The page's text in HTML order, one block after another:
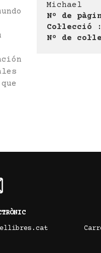
Michael
Nº de
Col·lecció :
Nº de